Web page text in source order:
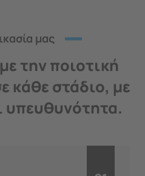
μας
την ποιοτική
κάθε στάδιο, με
υπευθυνότητα.